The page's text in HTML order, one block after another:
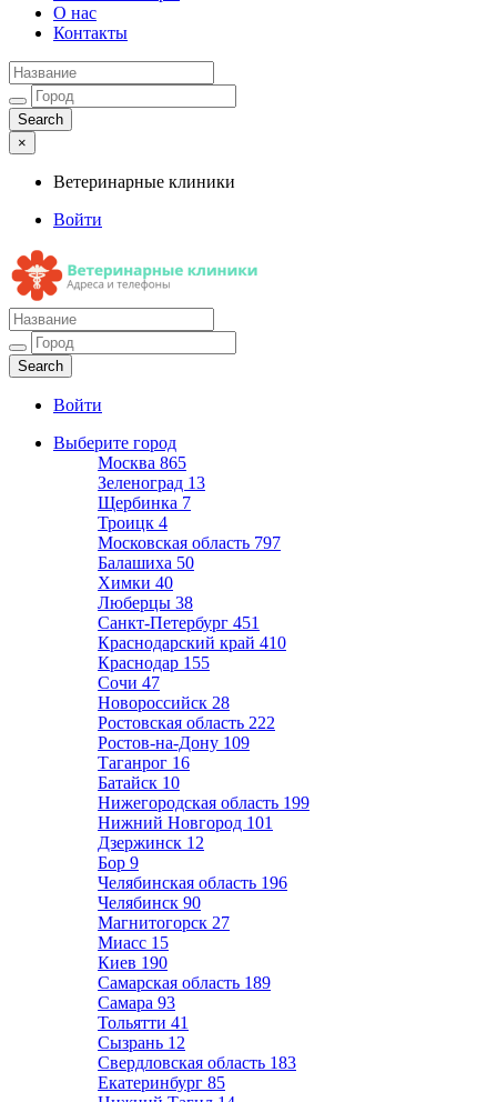
О нас
Контакты
×
Ветеринарные клиники
Войти
Ветеринарные клиники
Адреса и телефоны
Войти
Выберите город
Москва 865
Зеленоград 13
Щербинка 7
Троицк 4
Московская область 797
Балашиха 50
Химки 40
Люберцы 38
Санкт-Петербург 451
Краснодарский край 410
Краснодар 155
Сочи 47
Новороссийск 28
Ростовская область 222
Ростов-на-Дону 109
Таганрог 16
Батайск 10
Нижегородская область 199
Нижний Новгород 101
Дзержинск 12
Бор 9
Челябинская область 196
Челябинск 90
Магнитогорск 27
Миасс 15
Киев 190
Самарская область 189
Самара 93
Тольятти 41
Сызрань 12
Свердловская область 183
Екатеринбург 85